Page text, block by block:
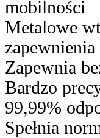
mobilności
Metalowe
Zapewnia
Bardzo
99,99%
Spełnia